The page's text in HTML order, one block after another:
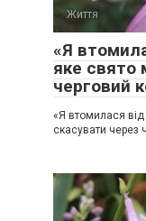
Життя
«Я
яке свято
черговий
«Я втомилася
скасувати через